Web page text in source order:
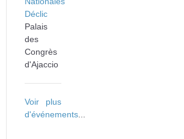
Déclic
Palais
des
Congrès
d'Ajaccio
Voir plus
d'événements